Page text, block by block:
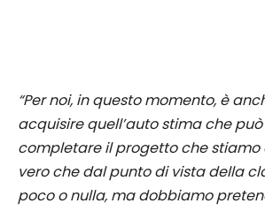
“Per noi, in questo momento, è
acquisire quell’auto stima che
completare il progetto che stiamo
vero che dal punto di vista della
poco o nulla, ma dobbiamo